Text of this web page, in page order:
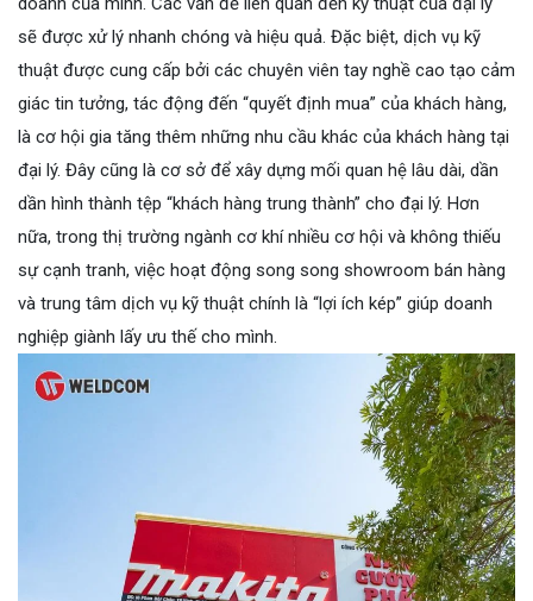
sẽ được xử lý nhanh chóng và hiệu quả. Đặc biệt, dịch vụ kỹ
thuật được cung cấp bởi các chuyên viên tay nghề cao tạo cảm
giác tin tưởng, tác động đến “quyết định mua” của khách hàng,
là cơ hội gia tăng thêm những nhu cầu khác của khách hàng tại
đại lý. Đây cũng là cơ sở để xây dựng mối quan hệ lâu dài, dần
dần hình thành tệp “khách hàng trung thành” cho đại lý. Hơn
nữa, trong thị trường ngành cơ khí nhiều cơ hội và không thiếu
sự cạnh tranh, việc hoạt động song song showroom bán hàng
và trung tâm dịch vụ kỹ thuật chính là “lợi ích kép” giúp doanh
nghiệp giành lấy ưu thế cho mình.